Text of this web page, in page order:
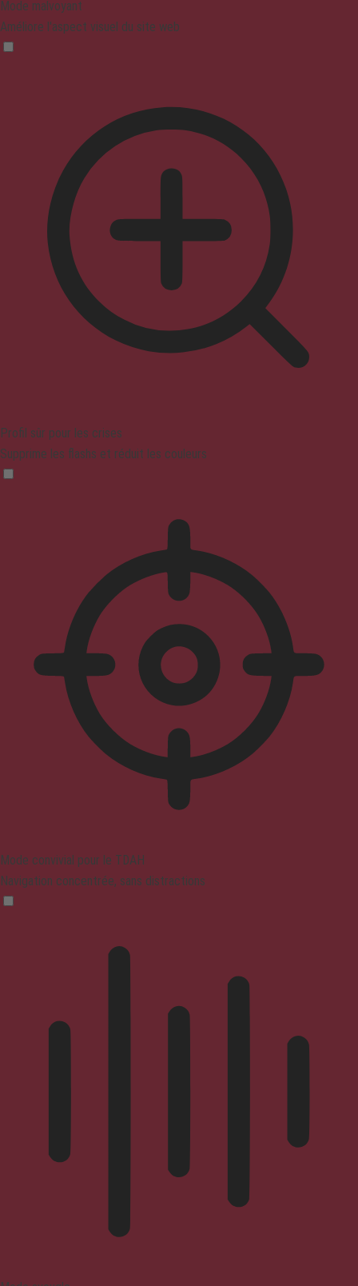
Mode malvoyant
Améliore l'aspect visuel du site web
Profil sûr pour les crises
Supprime les flashs et réduit les couleurs
Mode convivial pour le TDAH
Navigation concentrée, sans distractions